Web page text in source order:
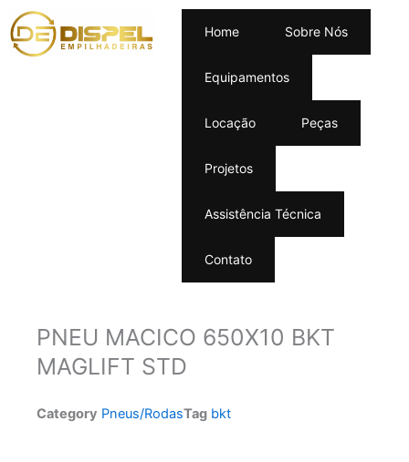
Home Sobre Nós
Equipamentos
Locação Peças
Projetos
Assistência Técnica
Contato
PNEU MACICO 650X10 BKT
MAGLIFT STD
Category Pneus/RodasTag bkt